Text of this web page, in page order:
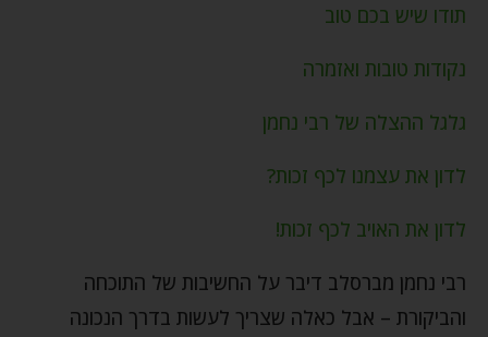
תודו שיש בכם טוב
נקודות טובות ואזמרה
גלגל ההצלה של רבי נחמן
לדון את עצמנו לכף זכות?
לדון את האויב לכף זכות!
רבי נחמן מברסלב דיבר על החשיבות של התוכחה
והביקורת – אבל כאלה שצריך לעשות בדרך הנכונה